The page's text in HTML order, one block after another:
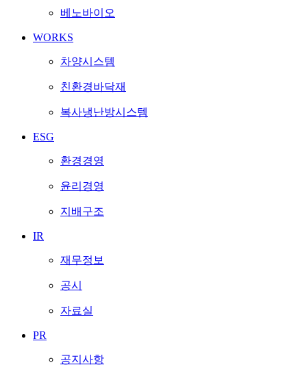
베노바이오
WORKS
차양시스템
친환경바닥재
복사냉난방시스템
ESG
환경경영
윤리경영
지배구조
IR
재무정보
공시
자료실
PR
공지사항